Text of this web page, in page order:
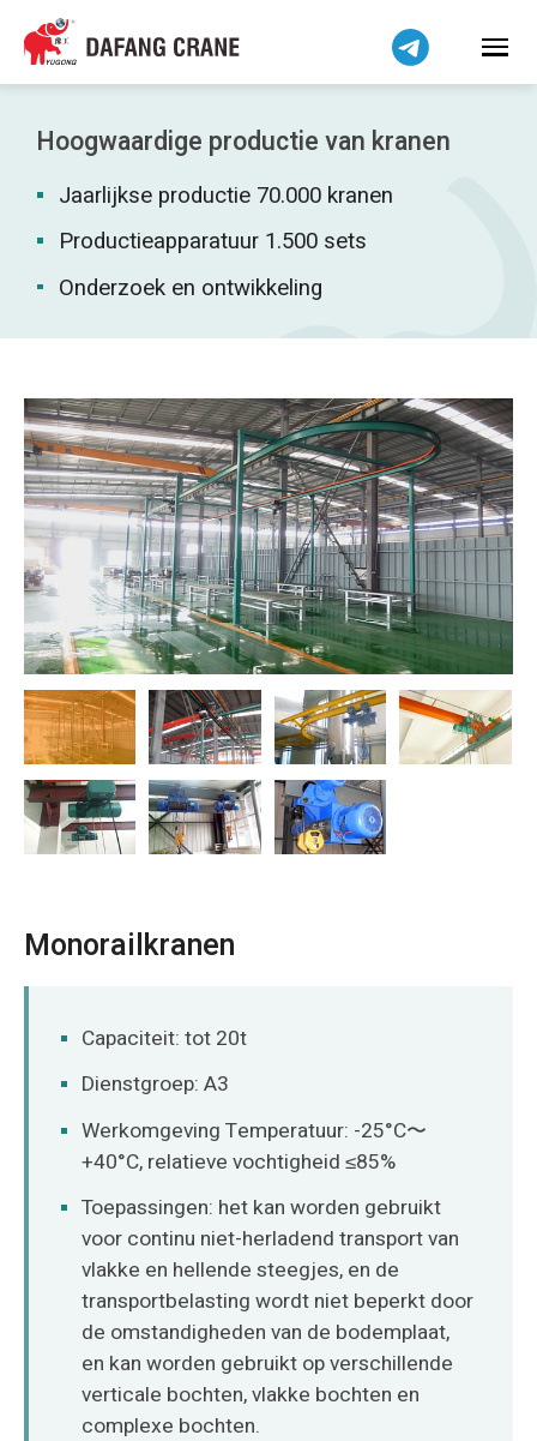
Hoogwaardige productie van kranen
Jaarlijkse productie 70.000 kranen
Productieapparatuur 1.500 sets
Onderzoek en ontwikkeling
Monorailkranen
Capaciteit: tot 20t
Dienstgroep: A3
Werkomgeving Temperatuur: -25°C〜
+40°C, relatieve vochtigheid ≤85%
Toepassingen: het kan worden gebruikt
voor continu niet-herladend transport van
vlakke en hellende steegjes, en de
transportbelasting wordt niet beperkt door
de omstandigheden van de bodemplaat,
en kan worden gebruikt op verschillende
verticale bochten, vlakke bochten en
complexe bochten.
Bahasa Indonesia
Bahasa Melayu
Tiếng Việt
简体中文
فارسی
Pilipino
اردو
Беларуская мова
Kiswahili
Dansk
Norsk
O‘zbekcha